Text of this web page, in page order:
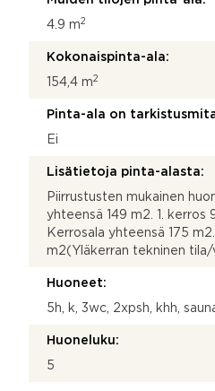
4.9 m2
Kokonaispinta-ala:
154,4 m2
Pinta-ala on
Ei
Lisätietoja pinta-alasta:
Piirrustusten mukainen
yhteensä 149 m2. 1. kerros
Kerrosala yhteensä 175
m2(Yläkerran tekninen tila/
Huoneet:
5h, k, 3wc, 2xpsh, khh,
Huoneluku:
5